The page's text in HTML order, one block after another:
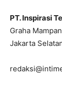
PT. Inspirasi
Graha
Jakarta